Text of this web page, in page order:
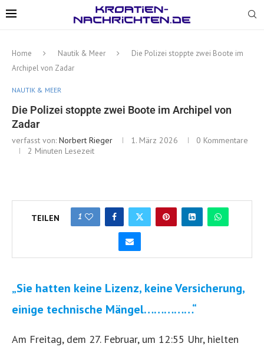
Home Nautik & Meer
Die Polizei stoppte zwei Boote im
Archipel von Zadar
NAUTIK & MEER
Die Polizei stoppte zwei Boote im Archipel von
Zadar
verfasst von: Norbert Rieger 1. März 2026
0 Kommentare
2 Minuten Lesezeit
TEILEN 1
„Sie hatten keine Lizenz, keine Versicherung,
einige technische Mängel……………“
Am Freitag, dem 27. Februar, um 12:55 Uhr, hielten